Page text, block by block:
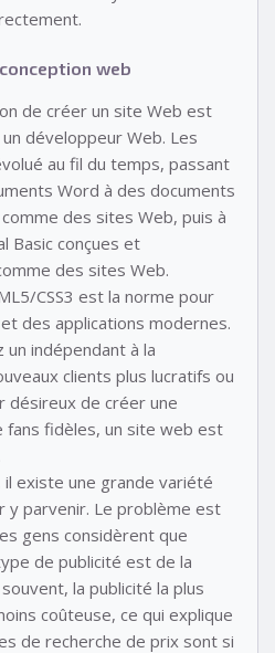
web
de créer un site Web est
développeur Web. Les
au fil du temps, passant
Word à des documents
des sites Web, puis à
Basic conçues et
des sites Web.
CSS3 est la norme pour
des applications modernes.
indépendant à la
clients plus lucratifs ou
désireux de créer une
fans fidèles, un site web est
existe une grande variété
y parvenir. Le problème est
gens considèrent que
de publicité est de la
souvent, la publicité la plus
coûteuse, ce qui explique
de recherche de prix sont si